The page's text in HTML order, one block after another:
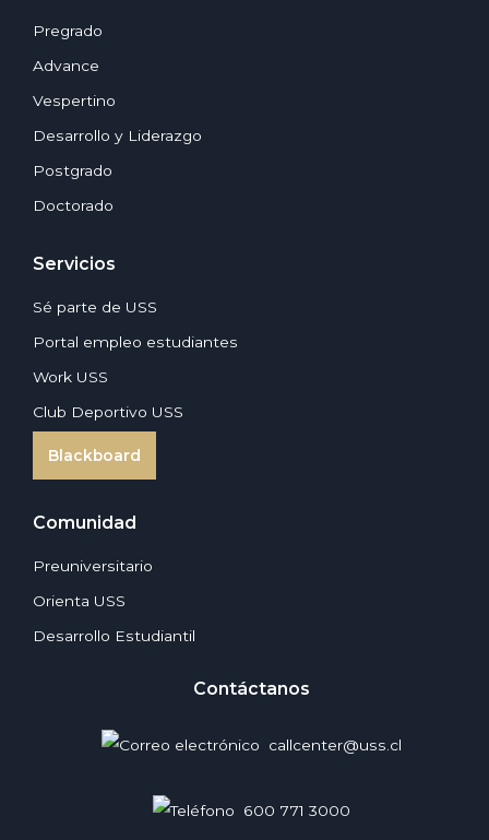
Pregrado
Advance
Vespertino
Desarrollo y Liderazgo
Postgrado
Doctorado
Servicios
Sé parte de USS
Portal empleo estudiantes
Work USS
Club Deportivo USS
Blackboard
Comunidad
Preuniversitario
Orienta USS
Desarrollo Estudiantil
Contáctanos
callcenter@uss.cl
600 771 3000